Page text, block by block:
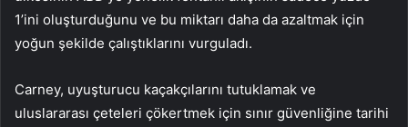
1’ini oluşturduğunu ve bu miktarı daha da azaltmak için
yoğun şekilde çalıştıklarını vurguladı.
Carney, uyuşturucu kaçakçılarını tutuklamak ve
uluslararası çeteleri çökertmek için sınır güvenliğine tarihi